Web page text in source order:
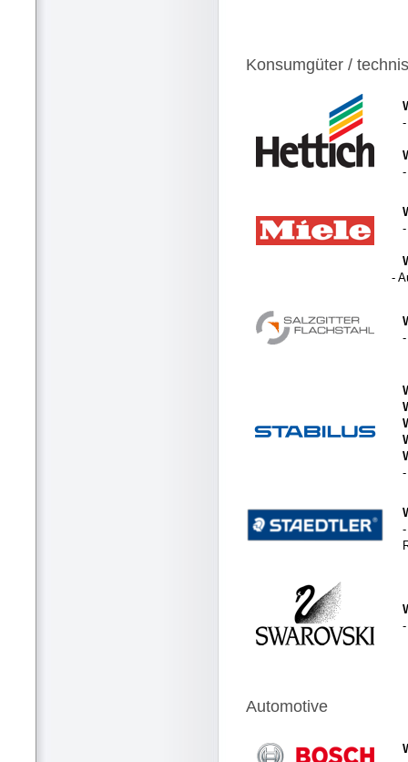
Konsumgüter /
-
Automotive